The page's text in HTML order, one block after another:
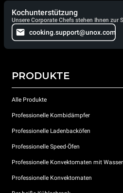
Kochunterstützung
Unsere Corporate Chefs stehen Ihnen zur
cooking.support@unox.com
PRODUKTE
Alle Produkte
Professionelle Kombidämpfer
Professionelle Ladenbacköfen
Professionelle Speed-Öfen
Professionelle Konvektomaten mit
Professionelle Konvektomaten